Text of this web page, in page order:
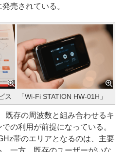
売されている。
ス 「Wi-Fi STATION HW-01H」
存の周波数と組み合わせるキ
の利用が前提になっている。
帯のエリアとなるのは、主要
一方、既存のユーザーがいな